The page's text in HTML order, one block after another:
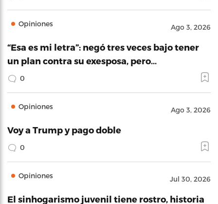
Opiniones Ago 3, 2026
“Esa es mi letra”: negó tres veces bajo tener
un plan contra su exesposa, pero…
0
Opiniones Ago 3, 2026
Voy a Trump y pago doble
0
Opiniones Jul 30, 2026
El sinhogarismo juvenil tiene rostro, historia